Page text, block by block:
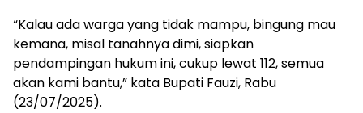
“Kalau ada warga yang tidak mampu, bingung mau
kemana, misal tanahnya dimi, siapkan
pendampingan hukum ini, cukup lewat 112, semua
akan kami bantu,” kata Bupati Fauzi, Rabu
(23/07/2025).